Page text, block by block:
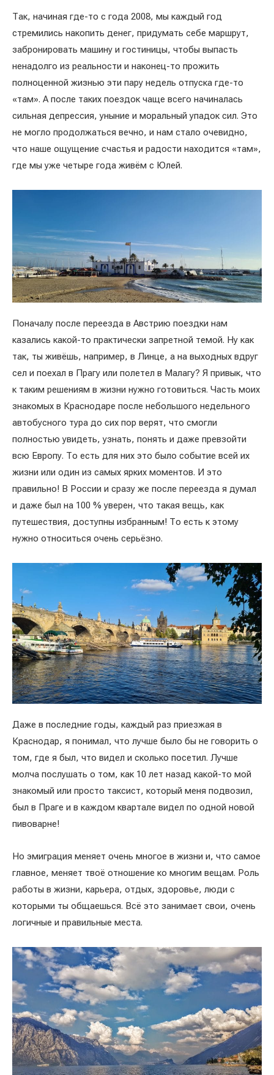
Так, начиная где-то с года 2008, мы каждый год
стремились накопить денег, придумать себе маршрут,
забронировать машину и гостиницы, чтобы выпасть
ненадолго из реальности и наконец-то прожить
полноценной жизнью эти пару недель отпуска где-то
«там». А после таких поездок чаще всего начиналась
сильная депрессия, уныние и моральный упадок сил. Это
не могло продолжаться вечно, и нам стало очевидно,
что наше ощущение счастья и радости находится «там»,
где мы уже четыре года живём с Юлей.
Поначалу после переезда в Австрию поездки нам
казались какой-то практически запретной темой. Ну как
так, ты живёшь, например, в Линце, а на выходных вдруг
сел и поехал в Прагу или полетел в Малагу? Я привык, что
к таким решениям в жизни нужно готовиться. Часть моих
знакомых в Краснодаре после небольшого недельного
автобусного тура до сих пор верят, что смогли
полностью увидеть, узнать, понять и даже превзойти
всю Европу. То есть для них это было событие всей их
жизни или один из самых ярких моментов. И это
правильно! В России и сразу же после переезда я думал
и даже был на 100 % уверен, что такая вещь, как
путешествия, доступны избранным! То есть к этому
нужно относиться очень серьёзно.
Даже в последние годы, каждый раз приезжая в
Краснодар, я понимал, что лучше было бы не говорить о
том, где я был, что видел и сколько посетил. Лучше
молча послушать о том, как 10 лет назад какой-то мой
знакомый или просто таксист, который меня подвозил,
был в Праге и в каждом квартале видел по одной новой
пивоварне!
Но эмиграция меняет очень многое в жизни и, что самое
главное, меняет твоё отношение ко многим вещам. Роль
работы в жизни, карьера, отдых, здоровье, люди с
которыми ты общаешься. Всё это занимает свои, очень
логичные и правильные места.